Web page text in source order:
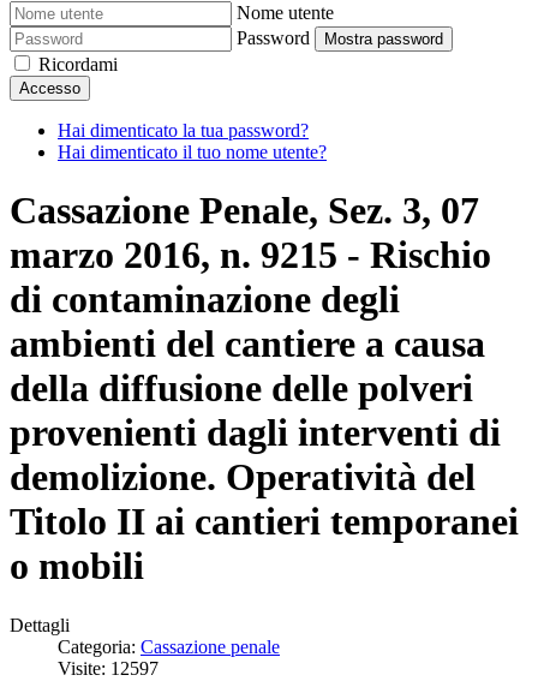
Nome utente
Password
Mostra password
Ricordami
Accesso
Hai dimenticato la tua password?
Hai dimenticato il tuo nome utente?
Cassazione Penale, Sez. 3, 07
marzo 2016, n. 9215 - Rischio
di contaminazione degli
ambienti del cantiere a causa
della diffusione delle polveri
provenienti dagli interventi di
demolizione. Operatività del
Titolo II ai cantieri temporanei
o mobili
Dettagli
Categoria: Cassazione penale
Visite: 12597